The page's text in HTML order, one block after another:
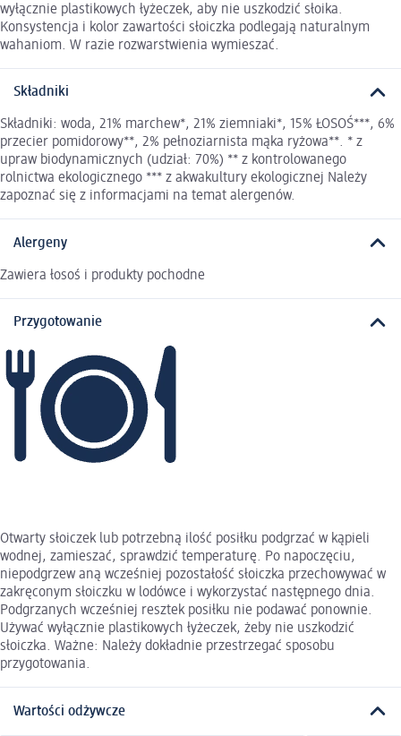
wyłącznie plastikowych łyżeczek, aby nie uszkodzić słoika.
Konsystencja i kolor zawartości słoiczka podlegają naturalnym
wahaniom. W razie rozwarstwienia wymieszać.
Składniki
Składniki: woda, 21% marchew*, 21% ziemniaki*, 15% ŁOSOŚ***, 6%
przecier pomidorowy**, 2% pełnoziarnista mąka ryżowa**. * z
upraw biodynamicznych (udział: 70%) ** z kontrolowanego
rolnictwa ekologicznego *** z akwakultury ekologicznej Należy
zapoznać się z informacjami na temat alergenów.
Alergeny
Zawiera łosoś i produkty pochodne
Przygotowanie
Otwarty słoiczek lub potrzebną ilość posiłku podgrzać w kąpieli
wodnej, zamieszać, sprawdzić temperaturę. Po napoczęciu,
niepodgrzew aną wcześniej pozostałość słoiczka przechowywać w
zakręconym słoiczku w lodówce i wykorzystać następnego dnia.
Podgrzanych wcześniej resztek posiłku nie podawać ponownie.
Używać wyłącznie plastikowych łyżeczek, żeby nie uszkodzić
słoiczka. Ważne: Należy dokładnie przestrzegać sposobu
przygotowania.
Wartości odżywcze